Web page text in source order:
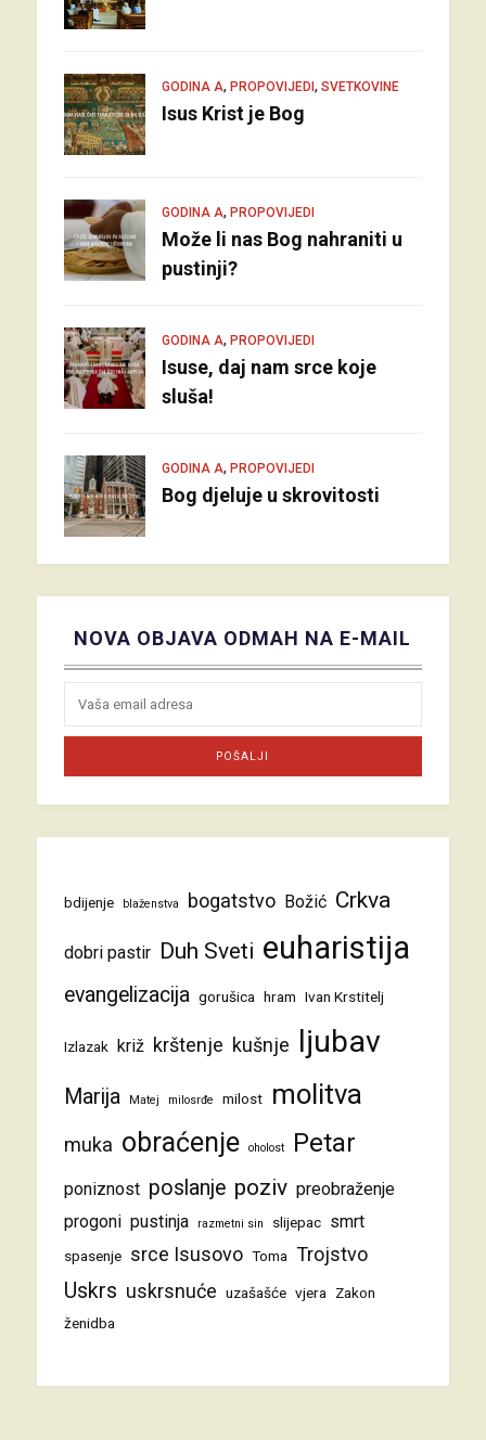
GODINA A, PROPOVIJEDI, SVETKOVINE
Isus Krist je Bog
GODINA A, PROPOVIJEDI
Može li nas Bog nahraniti u
pustinji?
GODINA A, PROPOVIJEDI
Isuse, daj nam srce koje
sluša!
GODINA A, PROPOVIJEDI
Bog djeluje u skrovitosti
NOVA OBJAVA ODMAH NA E-MAIL
bdijenje blaženstva bogatstvo Božić Crkva
dobri pastir Duh Sveti euharistija
evangelizacija gorušica hram Ivan Krstitelj
Izlazak križ krštenje kušnje ljubav
Marija Matej milosrđe milost molitva
muka obraćenje oholost Petar
poniznost poslanje poziv preobraženje
progoni pustinja razmetni sin slijepac smrt
spasenje srce Isusovo Toma Trojstvo
Uskrs uskrsnuće uzašašće vjera
Zakon
ženidba